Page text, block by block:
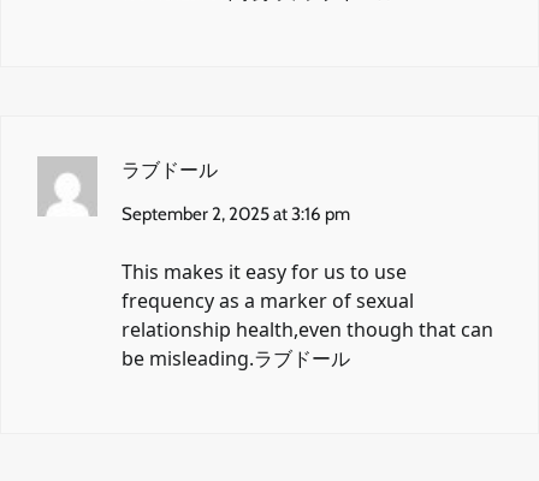
ラブドール
September 2, 2025 at 3:16 pm
This makes it easy for us to use
frequency as a marker of sexual
relationship health,even though that can
be misleading.ラブドール